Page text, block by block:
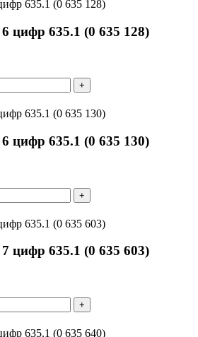
цифр 635.1 (0 635 128)
+
цифр 635.1 (0 635 130)
+
цифр 635.1 (0 635 603)
+